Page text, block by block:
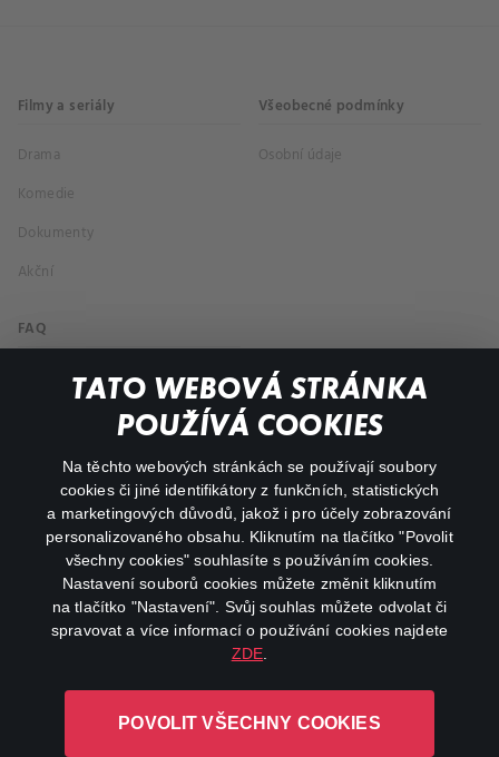
TATO WEBOVÁ STRÁNKA
POUŽÍVÁ COOKIES
Na těchto webových stránkách se používají soubory
cookies či jiné identifikátory z funkčních, statistických
a marketingových důvodů, jakož i pro účely zobrazování
personalizovaného obsahu. Kliknutím na tlačítko "Povolit
všechny cookies" souhlasíte s používáním cookies.
Nastavení souborů cookies můžete změnit kliknutím
na tlačítko "Nastavení". Svůj souhlas můžete odvolat či
spravovat a více informací o používání cookies najdete
ZDE
POVOLIT VŠECHNY COOKIES
Filmy a seriály
Drama
Komedie
Dokumenty
Akční
Všeobecné podmínky
Osobní údaje
FAQ
Můj účet
Důležité odkazy
facebookinstagram
youtube
L-1246 Luxembourg R.C.S.